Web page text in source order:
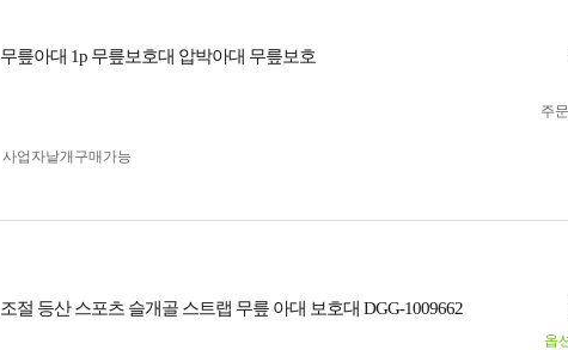
무릎아대 1p 무릎보호대 압박아대 무릎보호
주
사업자 낱개구매가능
조절 등산 스포츠 슬개골 스트랩 무릎 아대 보호대 DGG-1009662
옵